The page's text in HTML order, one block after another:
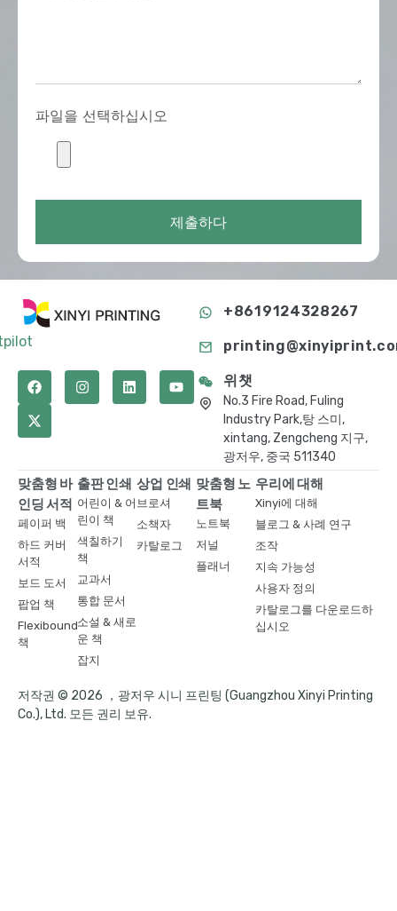
파일을 선택하십시오
제출하다
+8619124328267
위챗
No.3 Fire Road, Fuling
Industry Park,탕 스미,
xintang, Zengcheng 지구,
광저우, 중국 511340
맞춤형 바
인딩 서적
페이퍼 백
하드 커버
서적
보드 도서
팝업 책
Flexibound
책
출판 인쇄
어린이 & 어
린이 책
색칠하기
책
교과서
통합 문서
소설 & 새로
운 책
잡지
상업 인쇄
브로셔
소책자
카탈로그
맞춤형 노
트북
노트북
저널
플래너
우리에 대해
Xinyi에 대해
블로그 & 사례 연구
조작
지속 가능성
사용자 정의
카탈로그를 다운로드하
십시오
저작권 © 2026 ，광저우 시니 프린팅 (Guangzhou Xinyi Printing
Co.), Ltd. 모든 권리 보유.